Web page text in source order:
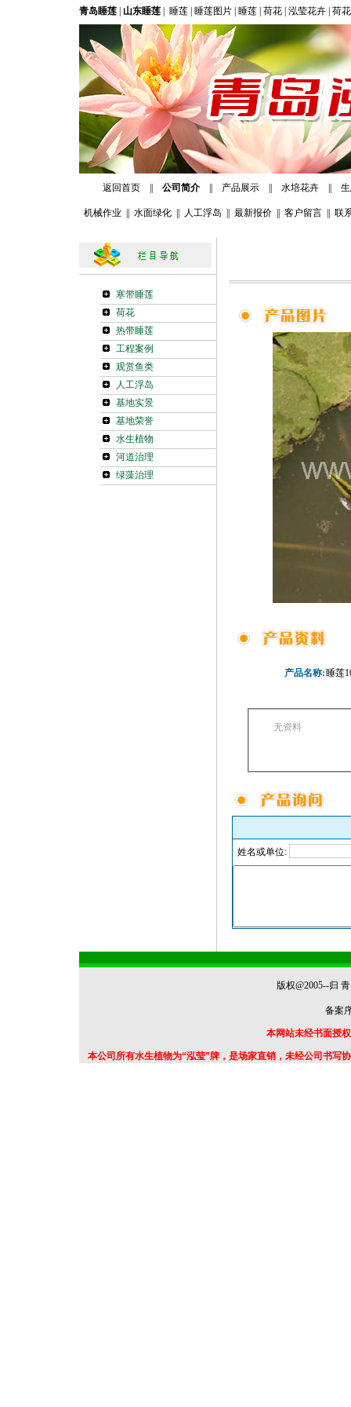
青岛睡莲 山东睡莲 睡莲 睡莲图片 睡莲 荷花 泓莹花卉 荷
返回首页 公司简介 产品展示 水培花卉
机械作业 水面绿化 人工浮岛 最新报价 客户留言 联
寒带睡莲
荷花
热带睡莲
工程案例
观赏鱼类
人工浮岛
基地实景
基地荣誉
水生植物
河道治理
绿藻治理
产品名称: 睡莲
无资料
姓名或单位:
版权@2005--归
备案序
本网站未经书面授
本公司所有水生植物为“泓莹”牌，是场家直销，未经公司书写